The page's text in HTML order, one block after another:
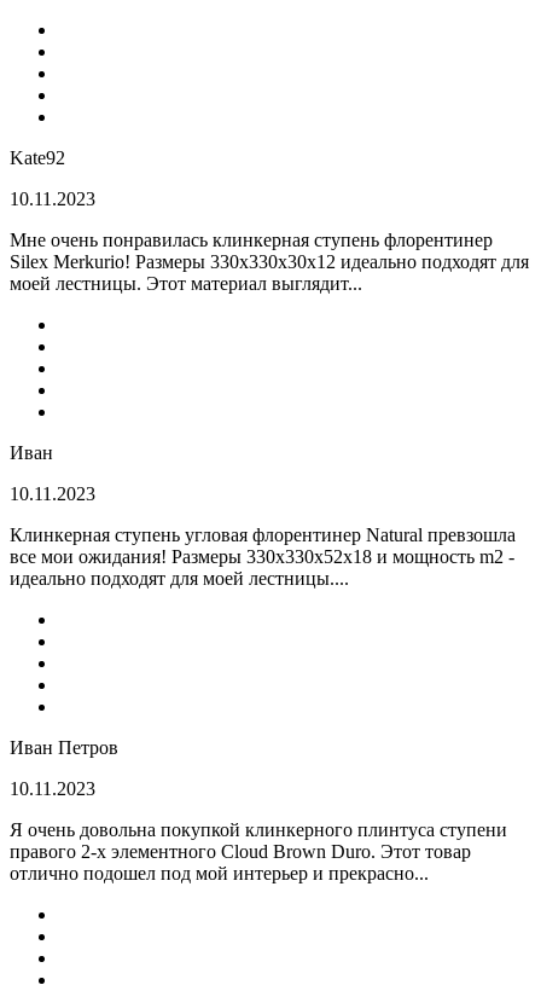
Kate92
10.11.2023
Мне очень понравилась клинкерная ступень флорентинер
Silex Merkurio! Размеры 330х330х30х12 идеально подходят для
моей лестницы. Этот материал выглядит...
Иван
10.11.2023
Клинкерная ступень угловая флорентинер Natural превзошла
все мои ожидания! Размеры 330х330х52х18 и мощность m2 -
идеально подходят для моей лестницы....
Иван Петров
10.11.2023
Я очень довольна покупкой клинкерного плинтуса ступени
правого 2-х элементного Cloud Brown Duro. Этот товар
отлично подошел под мой интерьер и прекрасно...